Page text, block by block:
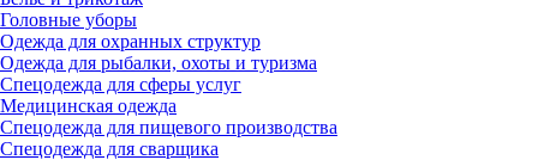
Головные уборы
Одежда для охранных структур
Одежда для рыбалки, охоты и туризма
Спецодежда для сферы услуг
Медицинская одежда
Спецодежда для пищевого производства
Спецодежда для сварщика